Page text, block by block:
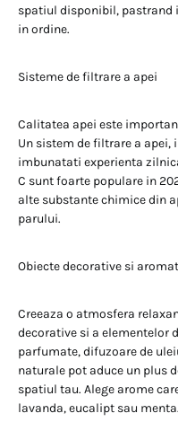
spatiul disponibil, pastrand
in ordine.
Sisteme de filtrare a apei
Calitatea apei este
Un sistem de filtrare a
imbunatati experienta
C sunt foarte populare in
alte substante chimice din
parului.
Obiecte decorative si
Creeaza o atmosfera
decorative si a elementelor
parfumate, difuzoare de
naturale pot aduce un plus
spatiul tau. Alege arome
lavanda, eucalipt sau menta.